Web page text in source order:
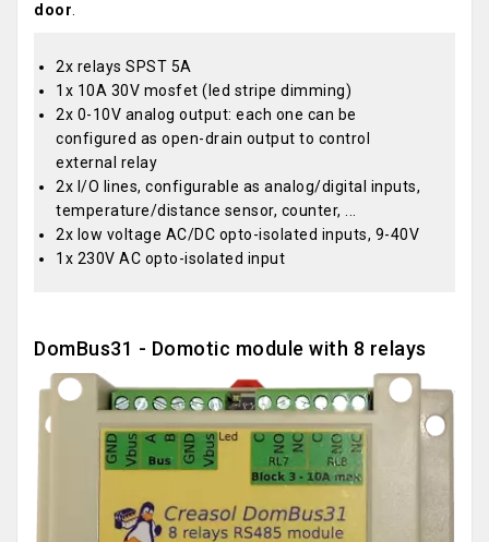
door.
2x relays SPST 5A
1x 10A 30V mosfet (led stripe dimming)
2x 0-10V analog output: each one can be
configured as open-drain output to control
external relay
2x I/O lines, configurable as analog/digital inputs,
temperature/distance sensor, counter, ...
2x low voltage AC/DC opto-isolated inputs, 9-40V
1x 230V AC opto-isolated input
DomBus31 - Domotic module with 8 relays